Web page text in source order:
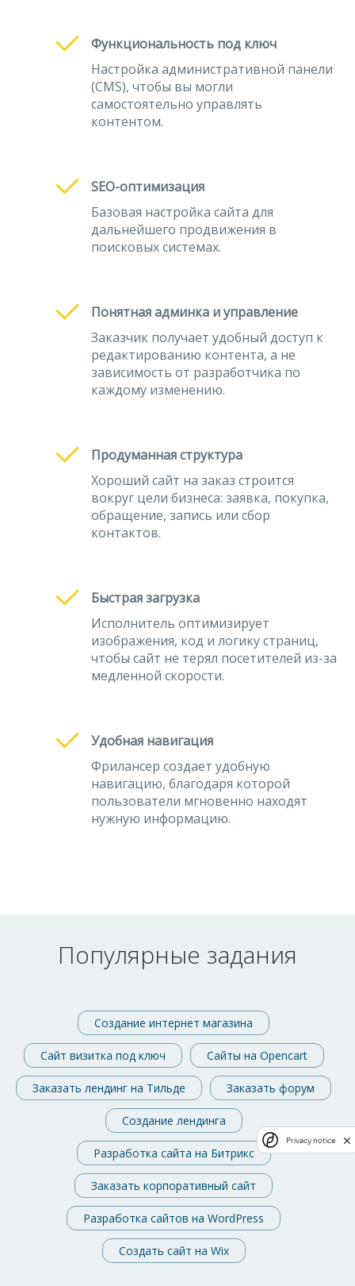
Функциональность под ключ
Настройка административной панели
(CMS), чтобы вы могли
самостоятельно управлять
контентом.
SEO-оптимизация
Базовая настройка сайта для
дальнейшего продвижения в
поисковых системах.
Понятная админка и управление
Заказчик получает удобный доступ к
редактированию контента, а не
зависимость от разработчика по
каждому изменению.
Продуманная структура
Хороший сайт на заказ строится
вокруг цели бизнеса: заявка, покупка,
обращение, запись или сбор
контактов.
Быстрая загрузка
Исполнитель оптимизирует
изображения, код и логику страниц,
чтобы сайт не терял посетителей из-за
медленной скорости.
Удобная навигация
Фрилансер создает удобную
навигацию, благодаря которой
пользователи мгновенно находят
нужную информацию.
Популярные задания
Создание интернет магазина
Сайт визитка под ключ Сайты на Opencart
Заказать лендинг на Тильде Заказать форум
Создание лендинга
Разработка сайта на Битрикс
Заказать корпоративный сайт
Разработка сайтов на WordPress
Создать сайт на Wix
Privacy notice